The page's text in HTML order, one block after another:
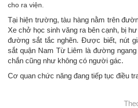
cho ra viện.
Tại hiện trường, tàu hàng nằm trên
Xe chở học sinh văng ra bên cạnh, bị
đường sắt tắc nghẽn. Được biết, nút
sắt quận Nam Từ Liêm là đường
chắn cũng như không có người gác.
Cơ quan chức năng đang tiếp tục điều